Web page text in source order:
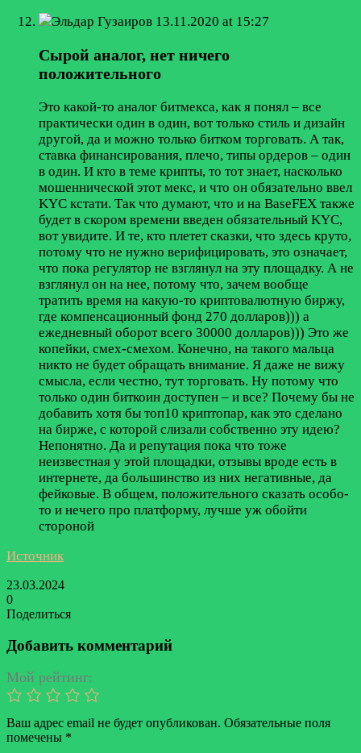
Эльдар Гузаиров 13.11.2020 at 15:27
Сырой аналог, нет ничего
положительного
Это какой-то аналог битмекса, как я понял – все
практически один в один, вот только стиль и дизайн
другой, да и можно только битком торговать. А так,
ставка финансирования, плечо, типы ордеров – один
в один. И кто в теме крипты, то тот знает, насколько
мошеннической этот мекс, и что он обязательно ввел
KYС кстати. Так что думают, что и на BaseFEX также
будет в скором времени введен обязательный KYC,
вот увидите. И те, кто плетет сказки, что здесь круто,
потому что не нужно верифицировать, это означает,
что пока регулятор не взглянул на эту площадку. А не
взглянул он на нее, потому что, зачем вообще
тратить время на какую-то криптовалютную биржу,
где компенсационный фонд 270 долларов))) а
ежедневный оборот всего 30000 долларов))) Это же
копейки, смех-смехом. Конечно, на такого мальца
никто не будет обращать внимание. Я даже не вижу
смысла, если честно, тут торговать. Ну потому что
только один биткоин доступен – и все? Почему бы не
добавить хотя бы топ10 криптопар, как это сделано
на бирже, с которой слизали собственно эту идею?
Непонятно. Да и репутация пока что тоже
неизвестная у этой площадки, отзывы вроде есть в
интернете, да большинство из них негативные, да
фейковые. В общем, положительного сказать особо-
то и нечего про платформу, лучше уж обойти
стороной
Источник
23.03.2024
0
Поделиться
через
электронную
почту
Добавить комментарий
Мой рейтинг:
Ваш адрес email не будет опубликован. Обязательные поля
помечены *